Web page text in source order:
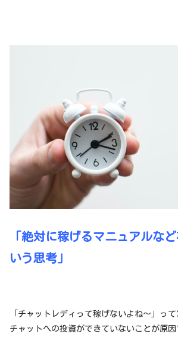
「絶対に稼げるマニュアルな
いう思考」
「チャットレディって稼げないよね〜」っ
チャットへの投資ができていないことが原因